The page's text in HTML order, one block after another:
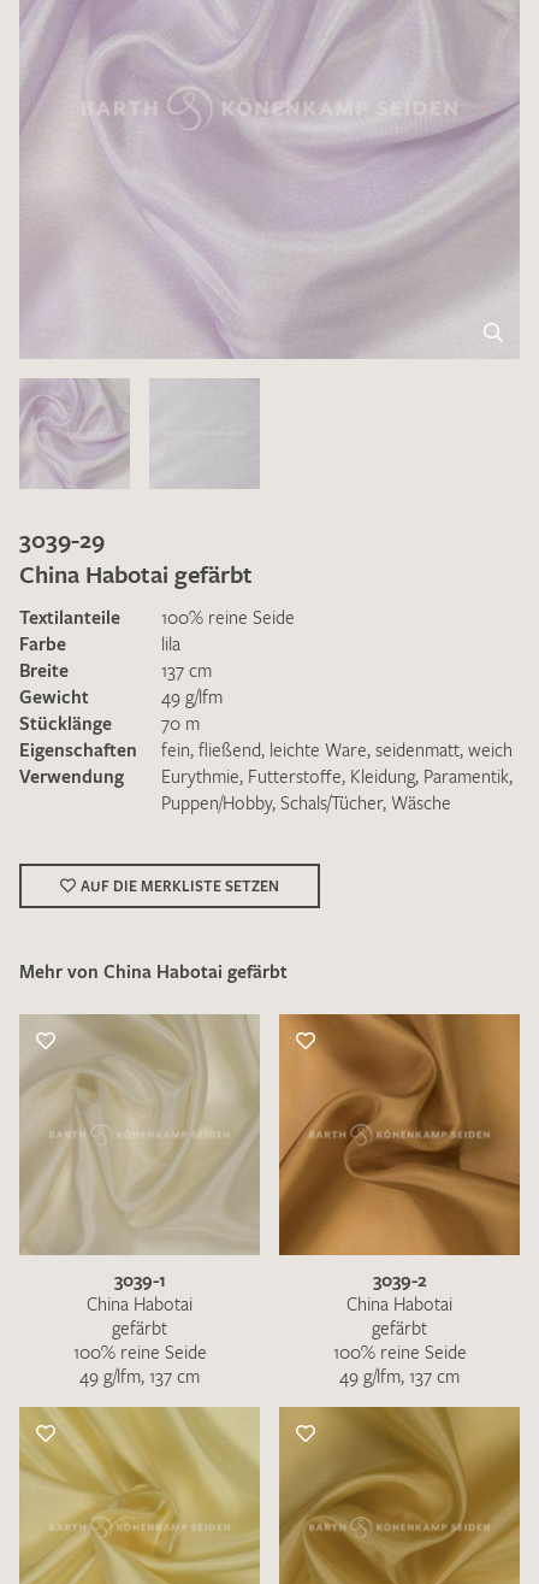
Ich bin damit einverstanden, dass meine angegebenen Daten
zur Beantwortung meiner Musteranfrage genutzt werden.
DieDatenschutzbestimmungenhabe ich zur Kenntnis
genommen und akzeptiere diese.
MUSTERANFRAGE SENDEN
3039-29
China Habotai gefärbt
Textilanteile
100% reine Seide
Farbe
lila
Breite
137 cm
Gewicht
49 g/lfm
Stücklänge
70 m
Eigenschaften
fein, fließend, leichte Ware, seidenmatt, weich
Verwendung
Eurythmie, Futterstoffe, Kleidung, Paramentik,
Puppen/Hobby, Schals/Tücher, Wäsche
AUF DIE MERKLISTE SETZEN
Mehr von China Habotai gefärbt
3039-1
China Habotai
gefärbt
100% reine Seide
49 g/lfm, 137 cm
3039-2
China Habotai
gefärbt
100% reine Seide
49 g/lfm, 137 cm